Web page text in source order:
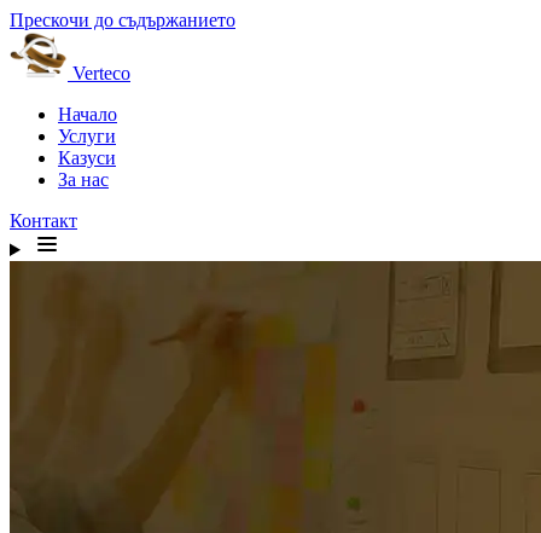
Прескочи до съдържанието
Verteco
Начало
Услуги
Казуси
За нас
Контакт